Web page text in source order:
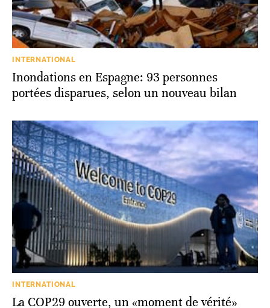
INTERNATIONAL
Inondations en Espagne: 93 personnes
portées disparues, selon un nouveau bilan
INTERNATIONAL
La COP29 ouverte, un «moment de vérité»